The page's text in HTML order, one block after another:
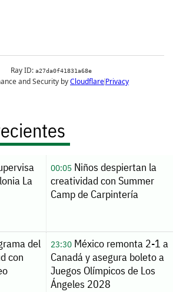
La
00:05Niños despiertan la
creatividad con Summer
Camp de Carpintería
del
con
23:30México remonta 2-1 a
Canadá y asegura boleto a
Juegos Olímpicos de Los
Ángeles 2028